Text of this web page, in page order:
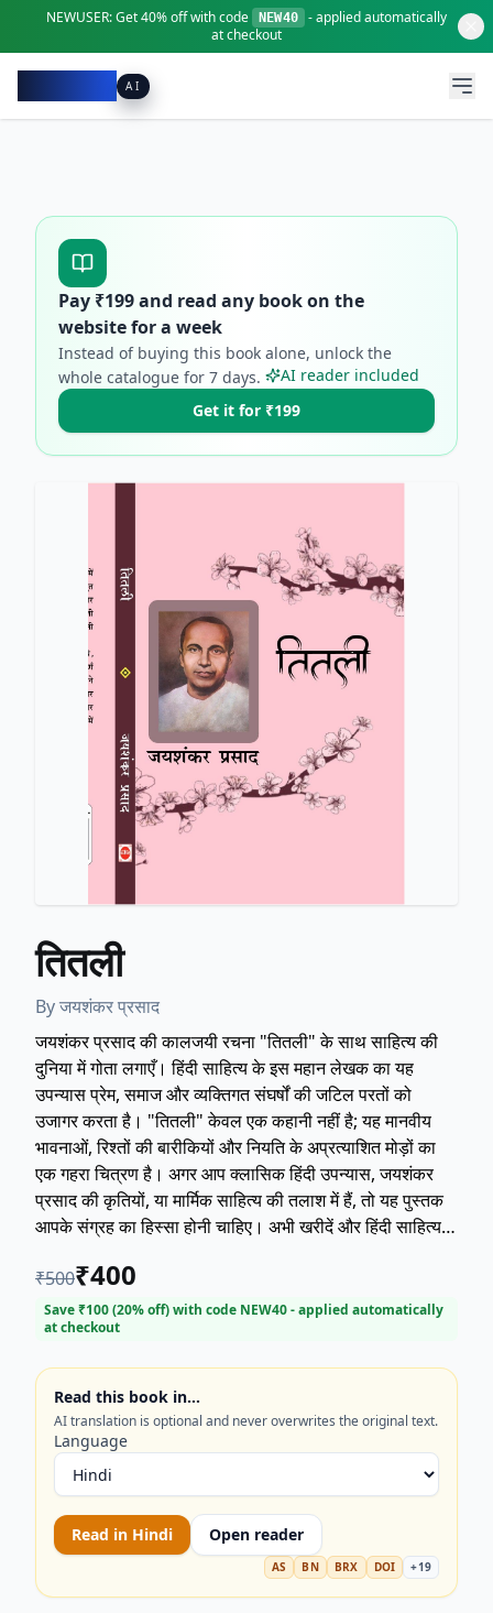
NEWUSER:Get40% offwith code NEW40
- applied automatically
at checkout
AI
Pay ₹199and read any book on the
website for a week
Instead of buying this book alone, unlock the
whole catalogue for 7 days.
AI reader included
Get it for ₹199
तितली
Byजयशंकर प्रसाद
जयशंकर प्रसाद की कालजयी रचना "तितली" के साथ साहित्य की
दुनिया में गोता लगाएँ। हिंदी साहित्य के इस महान लेखक का यह
उपन्यास प्रेम, समाज और व्यक्तिगत संघर्षों की जटिल परतों को
उजागर करता है। "तितली" केवल एक कहानी नहीं है; यह मानवीय
भावनाओं, रिश्तों की बारीकियों और नियति के अप्रत्याशित मोड़ों का
एक गहरा चित्रण है। अगर आप क्लासिक हिंदी उपन्यास, जयशंकर
प्रसाद की कृतियों, या मार्मिक साहित्य की तलाश में हैं, तो यह पुस्तक
आपके संग्रह का हिस्सा होनी चाहिए। अभी खरीदें और हिंदी साहित्य
₹500₹400
Save ₹100(20% off) with code NEW40- applied automatically
at checkout
Read this book in…
AI translation is optional and never overwrites the original text.
Language
Read in Hindi Open reader
AS BN BRX DOI +19